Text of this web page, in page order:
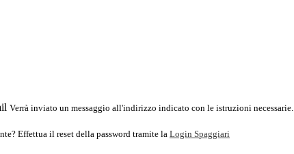
Verrà inviato un messaggio all'indirizzo indicato con le istruzioni necessarie.
Effettua il reset della password tramite la Login Spaggiari